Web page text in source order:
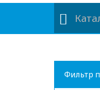
Фильтр